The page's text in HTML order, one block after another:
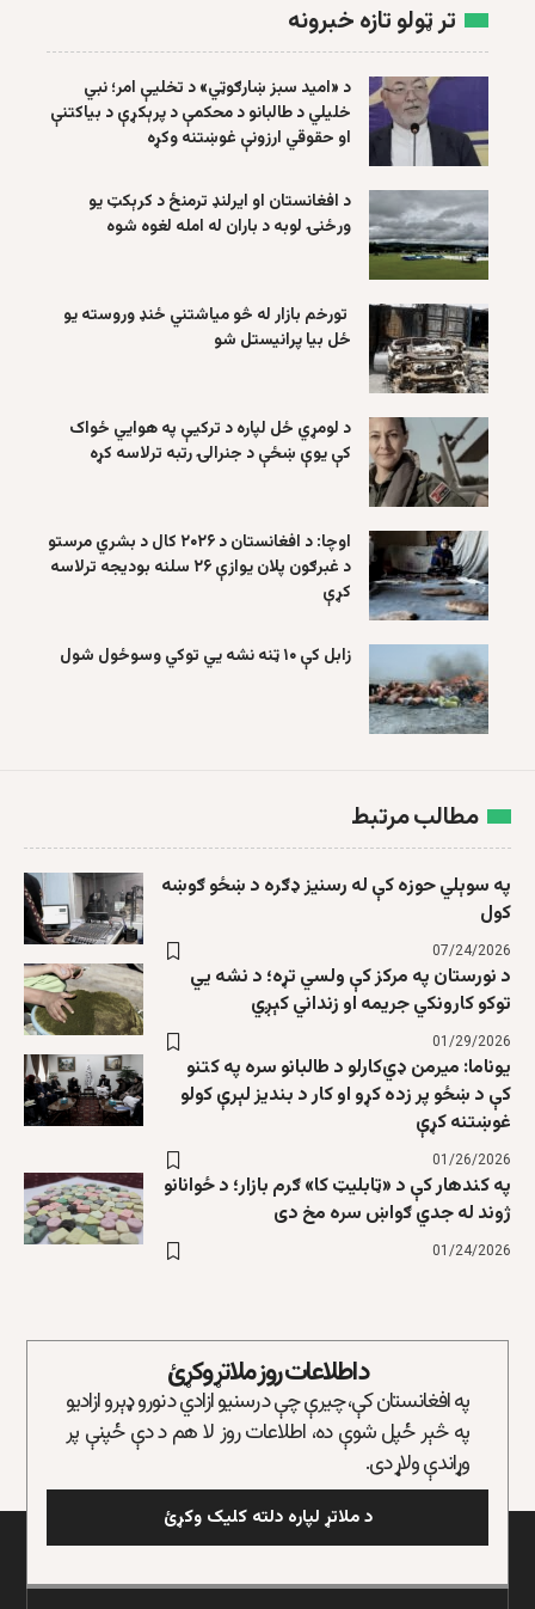
تر ټولو تازه خبرونه
د «امید سبز ښارګوټي» د تخلیې امر؛ نبي
خلیلي د طالبانو د محکمې د پرېکړې د بیاکتنې
او حقوقي ارزونې غوښتنه وکړه
د افغانستان او ایرلنډ ترمنځ د کرېکټ یو
ورځنۍ لوبه د باران له امله لغوه شوه
تورخم بازار له څو میاشتني ځنډ وروسته یو
ځل بیا پرانیستل شو
د لومړي ځل لپاره د ترکیې په هوايي ځواک
کې یوې ښځې د جنرالۍ رتبه ترلاسه کړه
اوچا: د افغانستان د ۲۰۲۶ کال د بشري مرستو
د غبرګون پلان یوازې ۲۶ سلنه بودیجه ترلاسه
کړې
زابل کې ۱۰ ټنه نشه یي توکي وسوځول شول
مطالب مرتبط
په سوېلي حوزه کې له رسنیز ډګره د ښځو ګوښه
کول
07/24/2026
د نورستان په مرکز کې ولسي تړه؛ د نشه يي
توکو کارونکي جریمه او زنداني کېږي
01/29/2026
یوناما: میرمن ډي‌کارلو د طالبانو سره په کتنو
کې د ښځو پر زده کړو او کار د بندیز لېرې کولو
غوښتنه کړې
01/26/2026
په کندهار کې د «ټابلیټ کا» ګرم بازار؛ د ځوانانو
ژوند له جدي ګواښ سره مخ دی
01/24/2026
د اطلاعات روز ملاتړ وکړئ
په افغانستان کې، چیرې چې د رسنیو ازادي د نورو ډېرو ازادیو
په څېر ځپل شوې ده، اطلاعات روز لا هم د دې ځپنې پر
وړاندې ولاړ دی.
د ملاتړ لپاره دلته کلیک وکړئ